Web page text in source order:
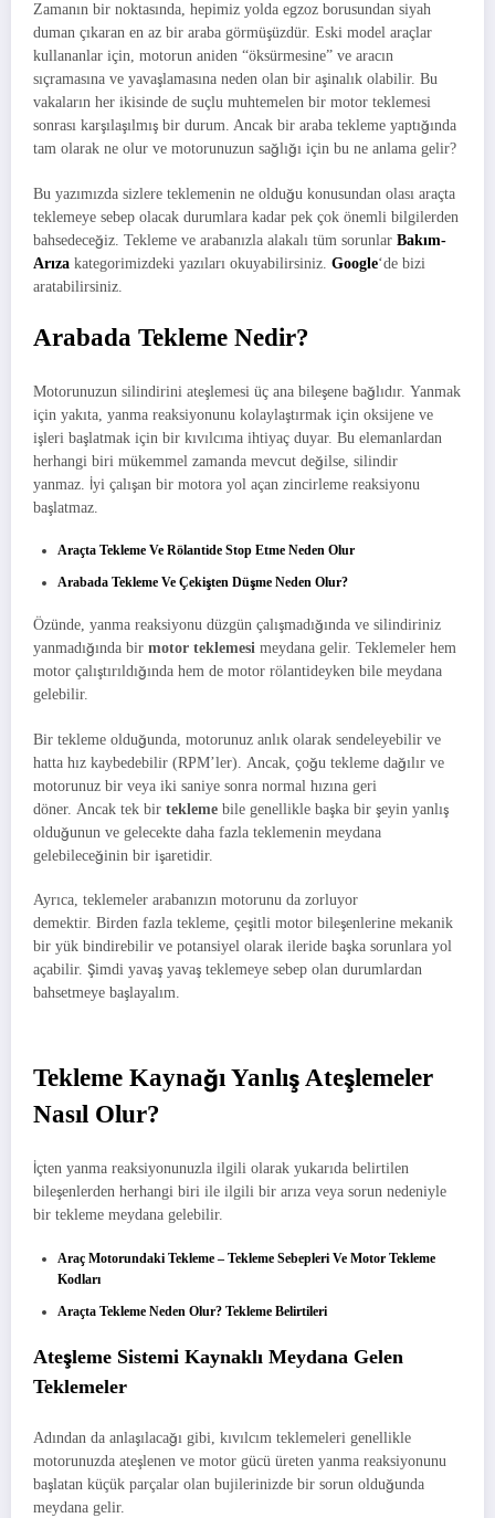
Zamanın bir noktasında, hepimiz yolda egzoz borusundan siyah
duman çıkaran en az bir araba görmüşüzdür. Eski model araçlar
kullananlar için, motorun aniden “öksürmesine” ve aracın
sıçramasına ve yavaşlamasına neden olan bir aşinalık olabilir. Bu
vakaların her ikisinde de suçlu muhtemelen bir motor teklemesi
sonrası karşılaşılmış bir durum. Ancak bir araba tekleme yaptığında
tam olarak ne olur ve motorunuzun sağlığı için bu ne anlama gelir?
Bu yazımızda sizlere teklemenin ne olduğu konusundan olası araçta
teklemeye sebep olacak durumlara kadar pek çok önemli bilgilerden
bahsedeceğiz. Tekleme ve arabanızla alakalı tüm sorunlar Bakım-
Arıza kategorimizdeki yazıları okuyabilirsiniz. Google‘de bizi
aratabilirsiniz.
Arabada Tekleme Nedir?
Motorunuzun silindirini ateşlemesi üç ana bileşene bağlıdır. Yanmak
için yakıta, yanma reaksiyonunu kolaylaştırmak için oksijene ve
işleri başlatmak için bir kıvılcıma ihtiyaç duyar. Bu elemanlardan
herhangi biri mükemmel zamanda mevcut değilse, silindir
yanmaz. İyi çalışan bir motora yol açan zincirleme reaksiyonu
başlatmaz.
Araçta Tekleme Ve Rölantide Stop Etme Neden Olur
Arabada Tekleme Ve Çekişten Düşme Neden Olur?
Özünde, yanma reaksiyonu düzgün çalışmadığında ve silindiriniz
yanmadığında bir motor teklemesi meydana gelir. Teklemeler hem
motor çalıştırıldığında hem de motor rölantideyken bile meydana
gelebilir.
Bir tekleme olduğunda, motorunuz anlık olarak sendeleyebilir ve
hatta hız kaybedebilir (RPM’ler). Ancak, çoğu tekleme dağılır ve
motorunuz bir veya iki saniye sonra normal hızına geri
döner. Ancak tek bir tekleme bile genellikle başka bir şeyin yanlış
olduğunun ve gelecekte daha fazla teklemenin meydana
gelebileceğinin bir işaretidir.
Ayrıca, teklemeler arabanızın motorunu da zorluyor
demektir. Birden fazla tekleme, çeşitli motor bileşenlerine mekanik
bir yük bindirebilir ve potansiyel olarak ileride başka sorunlara yol
açabilir. Şimdi yavaş yavaş teklemeye sebep olan durumlardan
bahsetmeye başlayalım.
Tekleme Kaynağı Yanlış Ateşlemeler
Nasıl Olur?
İçten yanma reaksiyonunuzla ilgili olarak yukarıda belirtilen
bileşenlerden herhangi biri ile ilgili bir arıza veya sorun nedeniyle
bir tekleme meydana gelebilir.
Araç Motorundaki Tekleme – Tekleme Sebepleri Ve Motor Tekleme
Kodları
Araçta Tekleme Neden Olur? Tekleme Belirtileri
Ateşleme Sistemi Kaynaklı Meydana Gelen
Teklemeler
Adından da anlaşılacağı gibi, kıvılcım teklemeleri genellikle
motorunuzda ateşlenen ve motor gücü üreten yanma reaksiyonunu
başlatan küçük parçalar olan bujilerinizde bir sorun olduğunda
meydana gelir.